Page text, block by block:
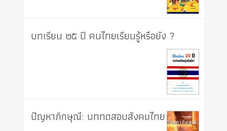
บทเรียน ๒๕ ปี คนไทยเรียนรู้หรือยัง ?
ปัญหาภิกษุณี: บททดสอบสังคมไทย